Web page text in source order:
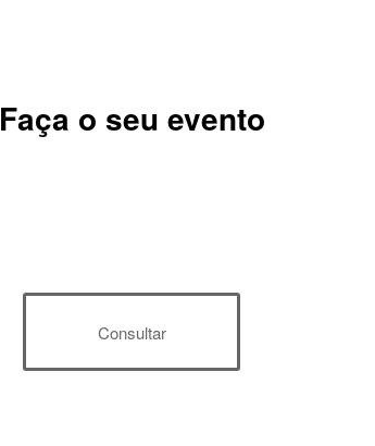
Faça o seu evento
Consultar